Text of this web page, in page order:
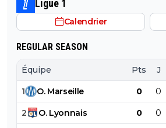
Ligue 1
Calendrier
REGULAR SEASON
Équipe Pts J
1 O. Marseille 0 0
2 O. Lyonnais 0 0